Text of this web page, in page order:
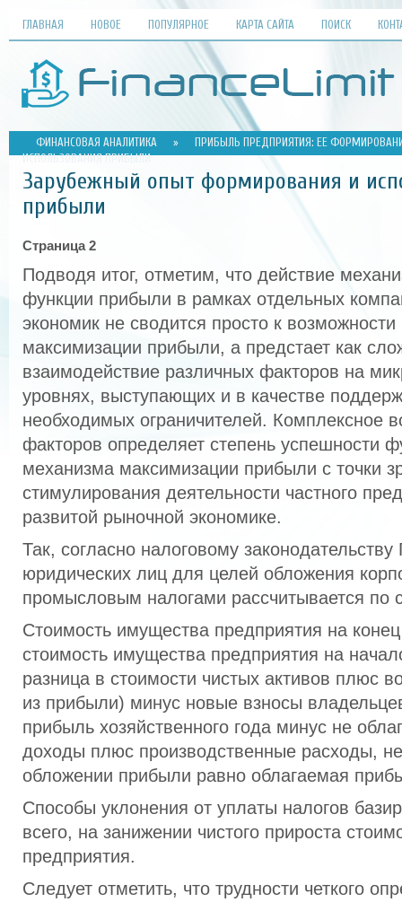
ГЛАВНАЯ НОВОЕ ПОПУЛЯРНОЕ КАРТА САЙТА ПОИСК
ФИНАНСОВАЯ АНАЛИТИКА »
ПРИБЫЛЬ ПРЕДПРИЯТИЯ: ЕЕ
ИСПОЛЬЗОВАНИЯ ПРИБЫЛИ
Зарубежный опыт формирования и
прибыли
Страница 2
Подводя итог, отметим, что действие
функции прибыли в рамках отдельных
экономик не сводится просто к
максимизации прибыли, а предстает как
взаимодействие различных факторов на
уровнях, выступающих и в качестве
необходимых ограничителей. Комплексное
факторов определяет степень успешности
механизма максимизации прибыли с точки
стимулирования деятельности частного
развитой рыночной экономике.
Так, согласно налоговому
юридических лиц для целей обложения
промысловым налогами рассчитывается по
Стоимость имущества предприятия на
стоимость имущества предприятия на
разница в стоимости чистых активов плюс
из прибыли) минус новые взносы
прибыль хозяйственного года минус не
доходы плюс производственные расходы,
обложении прибыли равно облагаемая
Способы уклонения от уплаты налогов
всего, на занижении чистого прироста
предприятия.
Следует отметить, что трудности четкого